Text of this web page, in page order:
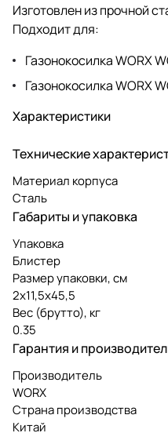
Изготовлен из прочной
Подходит для:
Газонокосилка WORX
Газонокосилка WORX
Характеристики
Технические
Материал корпуса
Сталь
Габариты и упаковка
Упаковка
Блистер
Размер упаковки, см
2х11,5х45,5
Вес (брутто), кг
0.35
Гарантия и
Производитель
WORX
Страна производства
Китай